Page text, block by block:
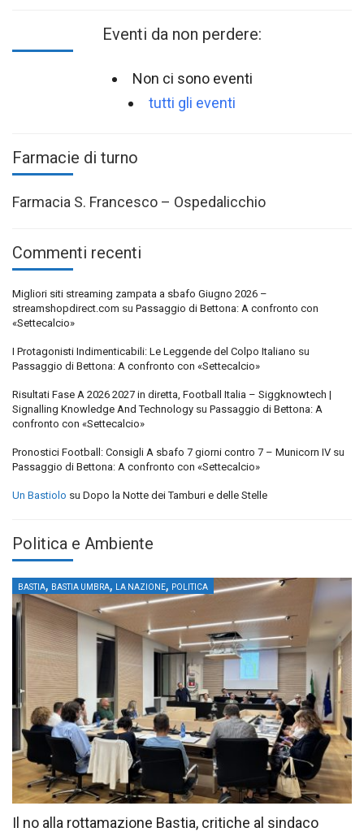
Eventi da non perdere:
Non ci sono eventi
tutti gli eventi
Farmacie di turno
Farmacia S. Francesco – Ospedalicchio
Commenti recenti
Migliori siti streaming zampata a sbafo Giugno 2026 –
streamshopdirect.com su Passaggio di Bettona: A confronto con
«Settecalcio»
I Protagonisti Indimenticabili: Le Leggende del Colpo Italiano su
Passaggio di Bettona: A confronto con «Settecalcio»
Risultati Fase A 2026 2027 in diretta, Football Italia – Siggknowtech |
Signalling Knowledge And Technology su Passaggio di Bettona: A
confronto con «Settecalcio»
Pronostici Football: Consigli A sbafo 7 giorni contro 7 – Municorn IV su
Passaggio di Bettona: A confronto con «Settecalcio»
Un Bastiolo su Dopo la Notte dei Tamburi e delle Stelle
Politica e Ambiente
BASTIA, BASTIA UMBRA, LA NAZIONE, POLITICA
Il no alla rottamazione Bastia, critiche al sindaco